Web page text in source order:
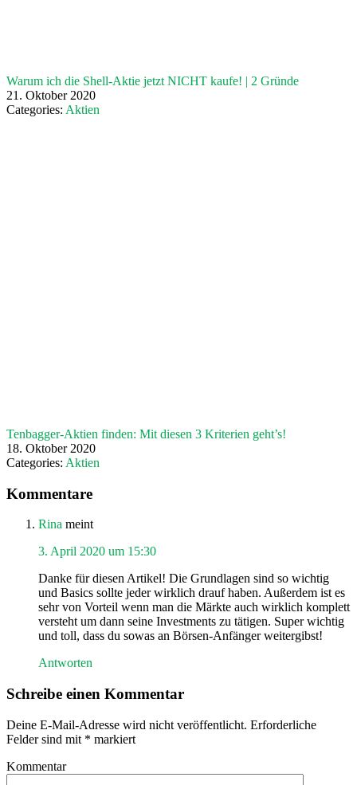
Warum ich die Shell-Aktie jetzt NICHT kaufe! | 2 Gründe
21. Oktober 2020
Categories: Aktien
Tenbagger-Aktien finden: Mit diesen 3 Kriterien geht’s!
18. Oktober 2020
Categories: Aktien
Interaktionen
Kommentare
Rina meint
3. April 2020 um 15:30
Danke für diesen Artikel! Die Grundlagen sind so wichtig
und Basics sollte jeder wirklich drauf haben. Außerdem ist es
sehr von Vorteil wenn man die Märkte auch wirklich komplett
versteht um dann seine Investments zu tätigen. Super wichtig
und toll, dass du sowas an Börsen-Anfänger weitergibst!
Antworten
Schreibe einen Kommentar
Deine E-Mail-Adresse wird nicht veröffentlicht. Erforderliche
Felder sind mit * markiert
Kommentar